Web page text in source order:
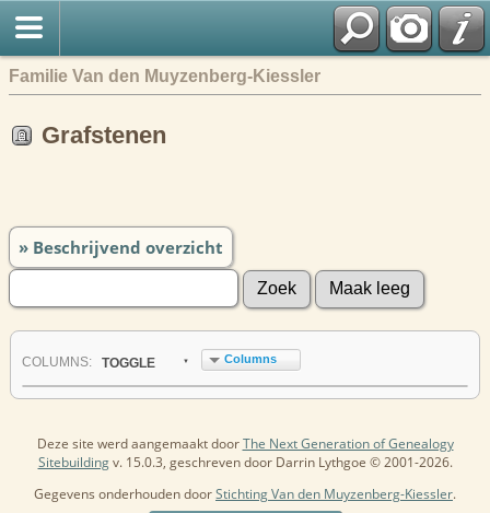
Familie Van den Muyzenberg-Kiessler
Grafstenen
» Beschrijvend overzicht
COLUMN S: TOGGLE Columns
Deze site werd aangemaakt doorThe Next Generation of Genealogy
Sitebuildingv. 15.0.3, geschreven door Darrin Lythgoe © 2001-2026.
Gegevens onderhouden doorStichting Van den Muyzenberg-Kiessler.